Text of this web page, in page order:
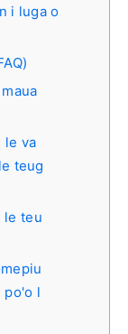
i luga o
le va
teug
le teu
po'o l